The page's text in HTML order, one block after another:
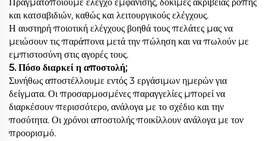
και κατσαβιδιών, καθώς και λειτουργικούς ελέγχους.
Η αυστηρή ποιοτική ελέγχους βοηθά τους πελάτες μας να
μειώσουν τις παράπονα μετά την πώληση και να πωλούν με
εμπιστοσύνη στις αγορές τους.
5. Πόσο διαρκεί η αποστολή;
Συνήθως αποστέλλουμε εντός 3 εργάσιμων ημερών για
δείγματα. Οι προσαρμοσμένες παραγγελίες μπορεί να
διαρκέσουν περισσότερο, ανάλογα με το σχέδιο και την
ποσότητα. Οι χρόνοι αποστολής ποικίλλουν ανάλογα με τον
προορισμό.